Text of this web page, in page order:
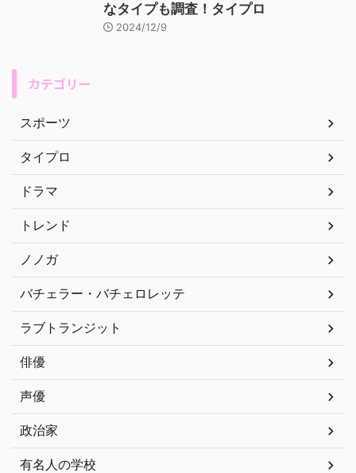
なタイプも調査！タイプロ
2024/12/9
カテゴリー
スポーツ
タイプロ
ドラマ
トレンド
ノノガ
バチェラー・バチェロレッテ
ラブトランジット
俳優
声優
政治家
有名人の学校